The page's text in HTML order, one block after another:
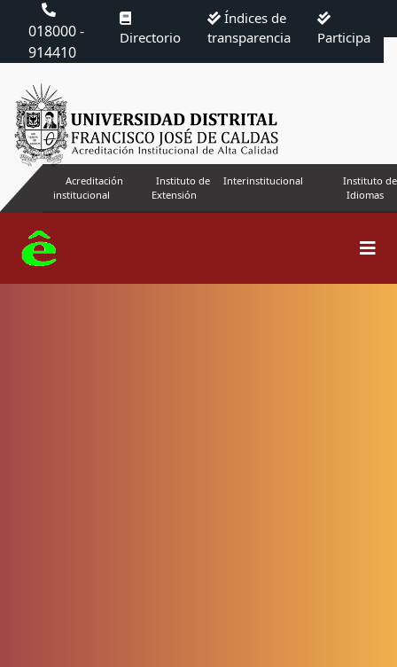
018000 -
914410
Directorio
Índices de
transparencia
Participa
Acreditación
institucional
Instituto de
Extensión
Interinstitucional
Instituto de
Idiomas